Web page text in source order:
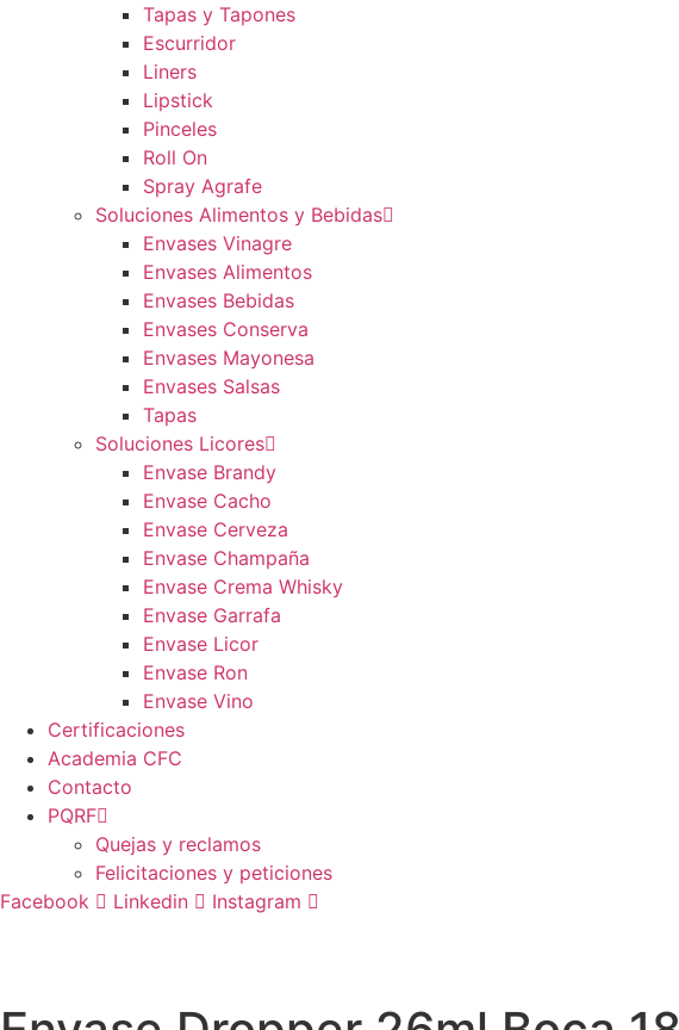
Tapas y Tapones
Escurridor
Liners
Lipstick
Pinceles
Roll On
Spray Agrafe
Soluciones Alimentos y Bebidas
Envases Vinagre
Envases Alimentos
Envases Bebidas
Envases Conserva
Envases Mayonesa
Envases Salsas
Tapas
Soluciones Licores
Envase Brandy
Envase Cacho
Envase Cerveza
Envase Champaña
Envase Crema Whisky
Envase Garrafa
Envase Licor
Envase Ron
Envase Vino
Certificaciones
Academia CFC
Contacto
PQRF
Quejas y reclamos
Felicitaciones y peticiones
Facebook
Linkedin
Instagram